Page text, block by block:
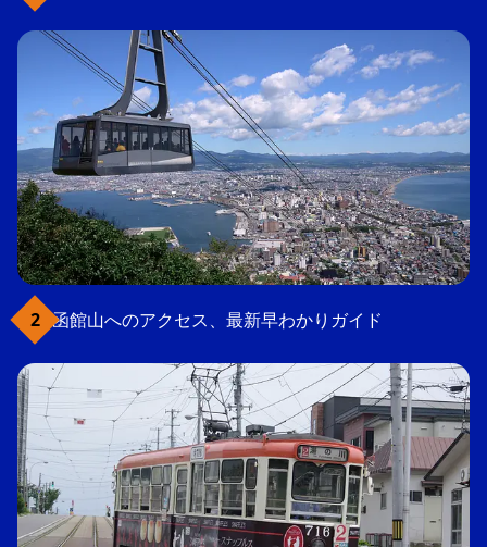
函館山へのアクセス、最新早わかりガイド